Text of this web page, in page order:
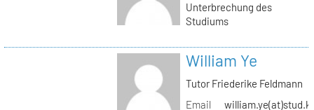
Unterbrechung des
Studiums
William Ye
Tutor Friederike Feldmann
Email